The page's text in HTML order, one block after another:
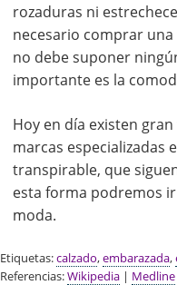
rozaduras ni
necesario comprar
no debe suponer
importante es la
Hoy en día existen
marcas especializadas
transpirable, que
esta forma podremos
moda.
Etiquetas:calzado,embarazada,
Referencias:Wikipedia | Medline